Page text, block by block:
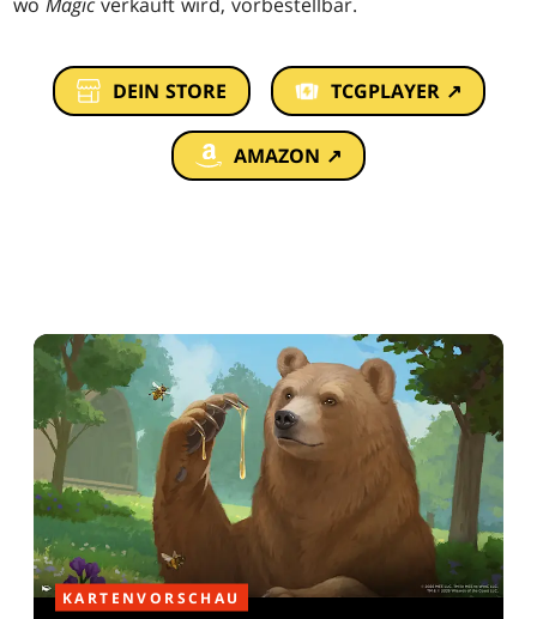
DEIN STORE TCGPLAYER ↗
AMAZON ↗
KARTENVORSCHAU